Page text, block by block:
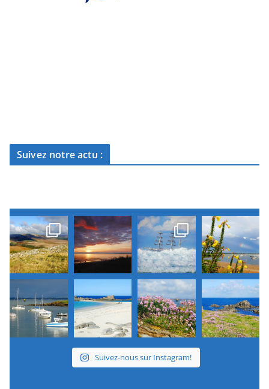
Suivez notre actu :
Suivez-nous sur Instagram!